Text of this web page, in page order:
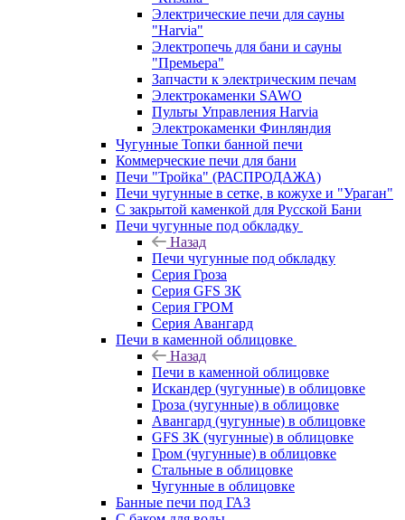
Электрические печи для сауны
"Harvia"
Электропечь для бани и сауны
"Премьера"
Запчасти к электрическим печам
Электрокаменки SAWO
Пульты Управления Harvia
Электрокаменки Финляндия
Чугунные Топки банной печи
Коммерческие печи для бани
Печи "Тройка" (РАСПРОДАЖА)
Печи чугунные в сетке, в кожухе и "Ураган"
С закрытой каменкой для Русской Бани
Печи чугунные под обкладку
Назад
Печи чугунные под обкладку
Серия Гроза
Серия GFS ЗК
Серия ГРОМ
Серия Авангард
Печи в каменной облицовке
Назад
Печи в каменной облицовке
Искандер (чугунные) в облицовке
Гроза (чугунные) в облицовке
Авангард (чугунные) в облицовке
GFS ЗК (чугунные) в облицовке
Гром (чугунные) в облицовке
Стальные в облицовке
Чугунные в облицовке
Банные печи под ГАЗ